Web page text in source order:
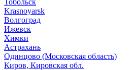
Тобольск
Krasnoyarsk
Волгоград
Ижевск
Химки
Астрахань
Одинцово (Московская область)
Киров, Кировская обл.